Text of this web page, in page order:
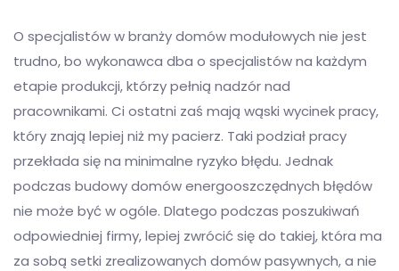
O specjalistów w branży domów modułowych nie jest
trudno, bo wykonawca dba o specjalistów na każdym
etapie produkcji, którzy pełnią nadzór nad
pracownikami. Ci ostatni zaś mają wąski wycinek pracy,
który znają lepiej niż my pacierz. Taki podział pracy
przekłada się na minimalne ryzyko błędu. Jednak
podczas budowy domów energooszczędnych błędów
nie może być w ogóle. Dlatego podczas poszukiwań
odpowiedniej firmy, lepiej zwrócić się do takiej, która ma
za sobą setki zrealizowanych domów pasywnych, a nie